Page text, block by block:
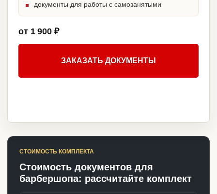
документы для работы с самозанятыми
от 1 900 ₽
ЗАКАЗАТЬ ДОКУМЕНТЫ
СТОИМОСТЬ КОМПЛЕКТА
Стоимость документов для
барбершопа: рассчитайте комплект